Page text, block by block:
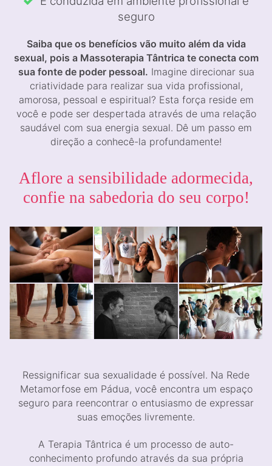
seguro
Saiba que os benefícios vão muito além da vida
sexual, pois a Massoterapia Tântrica te conecta com
sua fonte de poder pessoal. Imagine direcionar sua
criatividade para realizar sua vida profissional,
amorosa, pessoal e espiritual? Esta força reside em
você e pode ser despertada através de uma relação
saudável com sua energia sexual. Dê um passo em
direção a conhecê-la profundamente!
Aflore a sensibilidade adormecida,
confie na sabedoria do seu corpo!
Ressignificar sua sexualidade é possível. Na Rede
Metamorfose em Pádua, você encontra um espaço
seguro para reencontrar o entusiasmo de expressar
suas emoções livremente.
A Terapia Tântrica é um processo de auto-
conhecimento profundo através da sua própria